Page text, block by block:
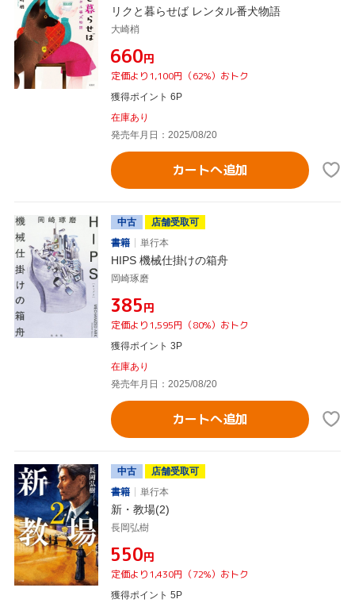
リクと暮らせば レンタル番犬物語
大崎梢
¥660円
定価より1,100円（62%）おトク
獲得ポイント 6P
在庫あり
発売年月日：2025/08/20
カートへ追加
中古
店舗受取可
書籍
単行本
HIPS 機械仕掛けの箱舟
岡崎琢磨
¥385円
定価より1,595円（80%）おトク
獲得ポイント 3P
在庫あり
発売年月日：2025/08/20
カートへ追加
中古
店舗受取可
書籍
単行本
新・教場(2)
長岡弘樹
¥550円
定価より1,430円（72%）おトク
獲得ポイント 5P